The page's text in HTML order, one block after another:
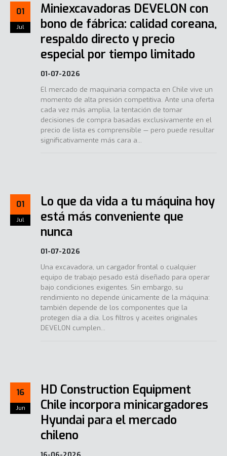
01
Jul
Miniexcavadoras DEVELON con
bono de fábrica: calidad coreana,
respaldo directo y precio
especial por tiempo limitado
01-07-2026
El mercado de maquinaria compacta en Chile vive un
momento de alta presión competitiva. Ante una oferta
cada vez más amplia, la tentación de tomar
decisiones de compra basadas exclusivamente en el
precio de lista es comprensible — pero puede resultar
significativamente más cara a...
01
Jul
Lo que da vida a tu máquina hoy
está más conveniente que
nunca
01-07-2026
Una excavadora, un cargador frontal o cualquier
equipo de trabajo pesado está diseñado para operar
bajo condiciones exigentes. Sin embargo, su
rendimiento no depende únicamente de la máquina:
también depende de los componentes que la
protegen día a día. Los filtros y aceites originales
DEVELON cumplen...
16
Jun
HD Construction Equipment
Chile incorpora minicargadores
Hyundai para el mercado
chileno